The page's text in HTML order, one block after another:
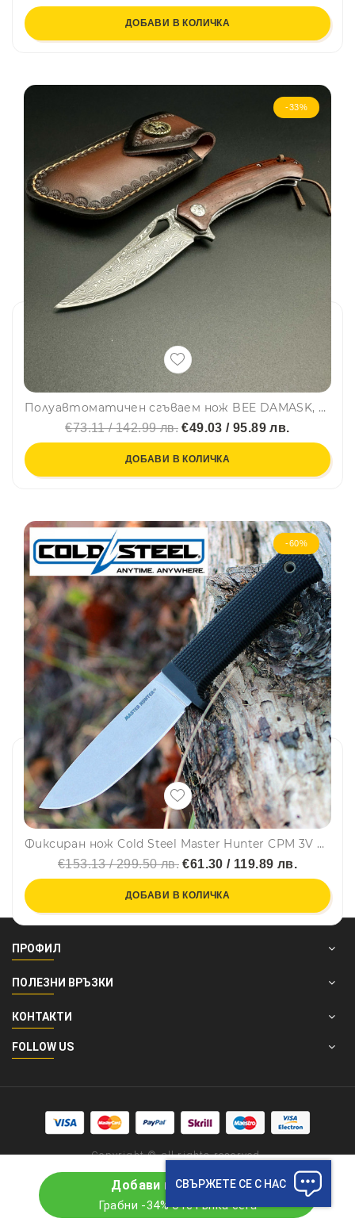
Добави в количката
Грабни -34% отстъпка сега
ДОБАВИ В КОЛИЧКА
-33%
Полуавтоматичен сгъваем нож BEE DAMASK, дамаска стомана VG10, премиум клас с калъф за колан телешка кожа
€73.11 / 142.99 лв. €49.03 / 95.89 лв.
ДОБАВИ В КОЛИЧКА
-60%
Фиксиран нож Cold Steel Master Hunter CPM 3V Kray Ex
€153.13 / 299.50 лв. €61.30 / 119.89 лв.
ДОБАВИ В КОЛИЧКА
ПРОФИЛ
ПОЛЕЗНИ ВРЪЗКИ
КОНТАКТИ
FOLLOW US
Copyright © all rights reserved.
СВЪРЖЕТЕ СЕ С НАС